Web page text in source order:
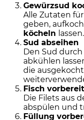
Gewürzsud
Alle Zutaten
geben,
köcheln lassen.
Sud abseihen
Den Sud
abkühlen
die
Fisch
Die Filets aus
abspülen und
Füllung